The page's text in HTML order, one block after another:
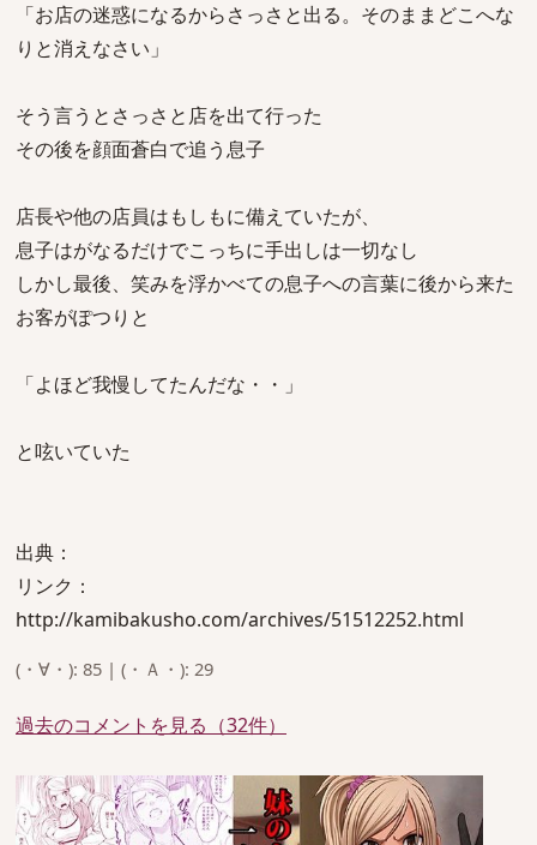
「お店の迷惑になるからさっさと出る。そのままどこへな
りと消えなさい」
そう言うとさっさと店を出て行った
その後を顔面蒼白で追う息子
店長や他の店員はもしもに備えていたが、
息子はがなるだけでこっちに手出しは一切なし
しかし最後、笑みを浮かべての息子への言葉に後から来た
お客がぽつりと
「よほど我慢してたんだな・・」
と呟いていた
出典：
リンク：
http://kamibakusho.com/archives/51512252.html
(・∀・): 85 | (・Ａ・): 29
過去のコメントを見る（32件）